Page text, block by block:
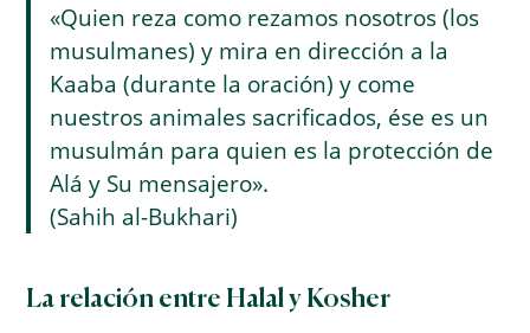
«Quien reza como rezamos nosotros (los
musulmanes) y mira en dirección a la
Kaaba (durante la oración) y come
nuestros animales sacrificados, ése es un
musulmán para quien es la protección de
Alá y Su mensajero».
(Sahih al-Bukhari)
La relación entre Halal y Kosher